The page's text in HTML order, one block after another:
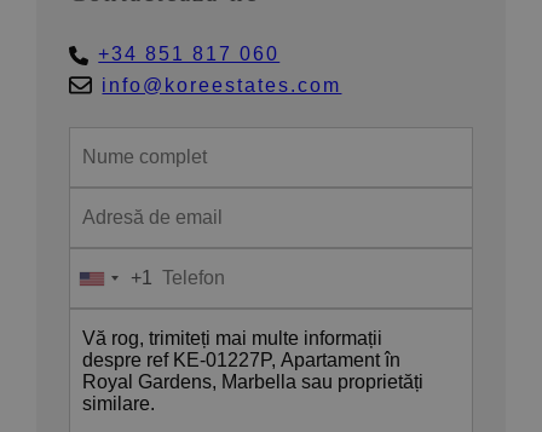
+34 851 817 060
info@koreestates.com
United
States
+1
+1